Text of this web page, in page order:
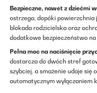
Bezpieczne, nawet z dziećmi
ostrzega, dopóki
blokada rodzicielska oraz
dodatkowe bezpieczeństwo na
Pełna moc na naciśnięcie
dostarcza do dwóch stref
szybciej, a smażenie udaje się
automatycznym wyłączaniem